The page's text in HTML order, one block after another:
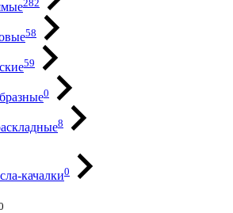
282
58
59
0
8
качалки0